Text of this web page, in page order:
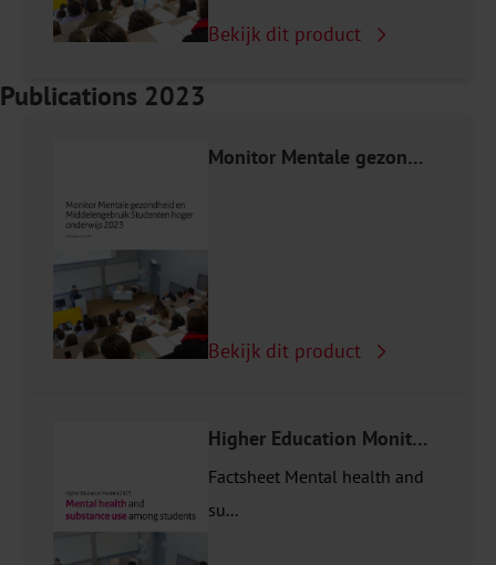
Bekijk dit product
Publications 2023
Monitor Mentale gezondheid en Middelengebruik Studenten hoger onderwijs
Bekijk dit product
Higher Education Monitor 2023
Factsheet Mental health and
su...